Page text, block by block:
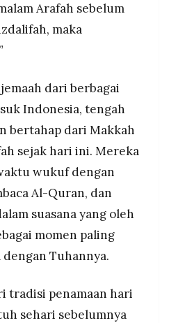
Arafah sebelum
maka
dari berbagai
Indonesia, tengah
bertahap dari Makkah
sejak hari ini. Mereka
wukuf dengan
Al-Quran, dan
suasana yang oleh
momen paling
Tuhannya.
tradisi penamaan hari
sehari sebelumnya